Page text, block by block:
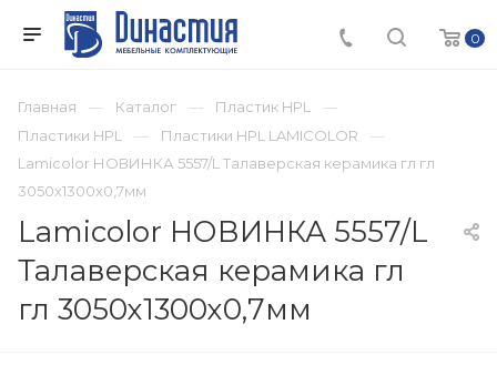
0
Главная Каталог
Пластик HPL
Пластики HPL
Пластики HPL LAMICOLOR
Lamicolor НОВИНКА 5557/L Талаверская керамика гл гл
3050х1300х0,7мм
Lamicolor НОВИНКА 5557/L
Талаверская керамика гл
гл 3050х1300х0,7мм